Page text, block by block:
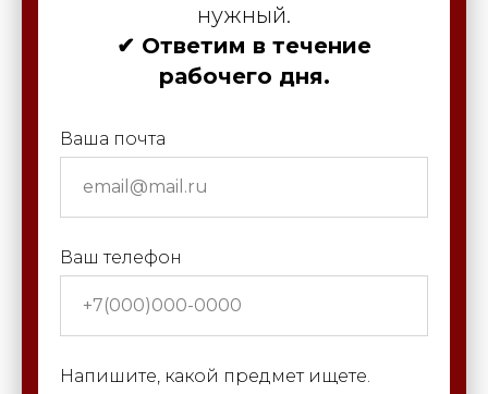
нужный.
✔ Ответим в течение
рабочего дня.
Ваша почта
Ваш телефон
Напишите, какой предмет ищете.